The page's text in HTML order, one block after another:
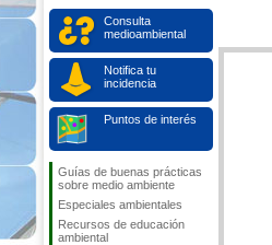
Consulta
medioambiental
Notifica tu
incidencia
Puntos de interés
Guías de buenas prácticas
sobre medio ambiente
Especiales ambientales
Recursos de educación
ambiental